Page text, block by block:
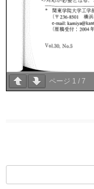
ページ 1 / 7
索: